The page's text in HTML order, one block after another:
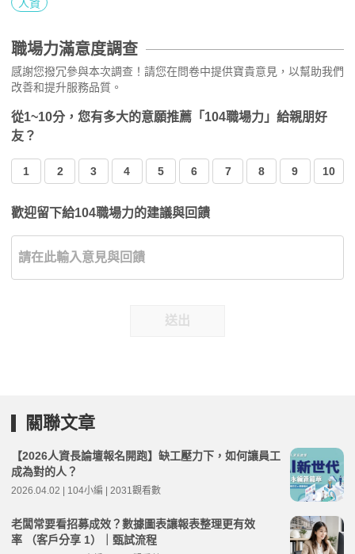
人資
職場力滿意度調查
感謝您撥冗參與本次調查！請您在問卷中提供寶貴意見，以幫助我們
改善和提升服務品質。
從1~10分，您有多大的意願推薦「104職場力」給親朋好
友？
1 2 3 4 5 6 7 8 9 10
歡迎留下給104職場力的建議與回饋
送出
關聯文章
【2026人資長論壇報名開跑】缺工壓力下，如何讓員工
成為對的人？
2026.04.02 | 104小編 | 2031觀看數
老闆常要看招募成效？數據圖表讓報表整理更有效
率 （客戶分享 1）｜甄試流程